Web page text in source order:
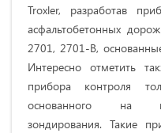
Troxler, разработав
асфальтобетонных
2701, 2701-B,
Интересно отметить
прибора контроля
основанного на
зондирования. Такие